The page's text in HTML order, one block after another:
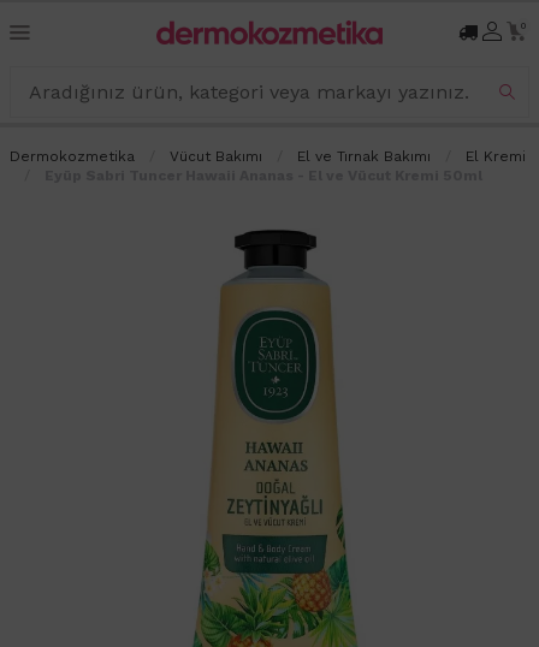
0
Dermokozmetika Vücut Bakımı El ve Tırnak Bakımı
El Kremi